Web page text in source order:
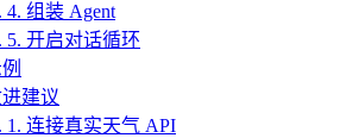
4. 组装 Agent
5. 开启对话循环
建议
1. 连接真实天气 API